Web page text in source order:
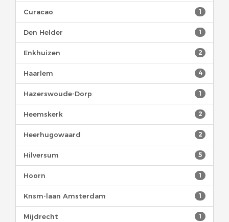
1
Curacao
1
Den Helder
2
Enkhuizen
4
Haarlem
1
Hazerswoude-Dorp
2
Heemskerk
2
Heerhugowaard
5
Hilversum
1
Hoorn
1
Knsm-laan Amsterdam
1
Mijdrecht